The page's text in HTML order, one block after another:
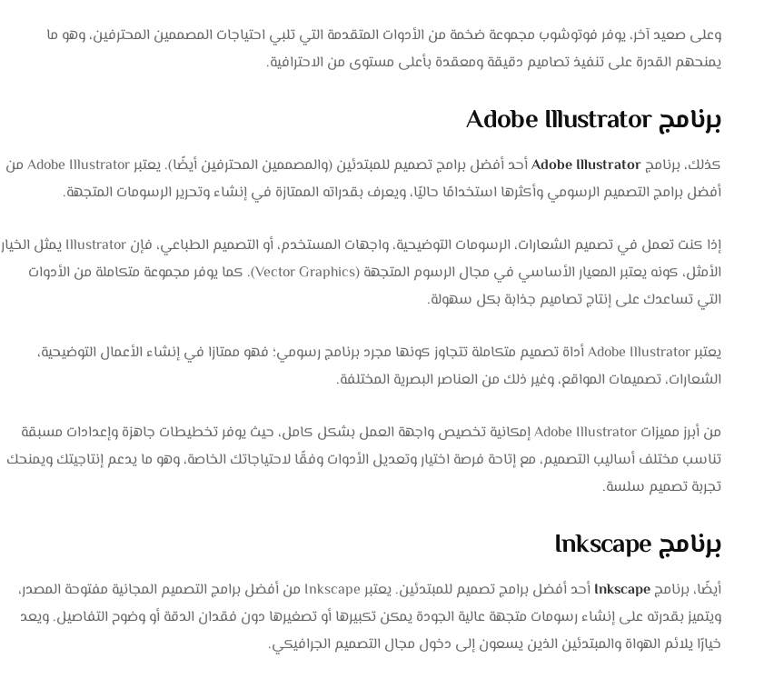
وعلى صعيد آخر، يوفر فوتوشوب مجموعة ضخمة من الأدوات المتقدمة التي تلبي احتياجات المصممين المحترفين، وهو ما
يمنحهم القدرة على تنفيذ تصاميم دقيقة ومعقدة بأعلى مستوى من الاحترافية.
برنامج Adobe Illustrator
كذلك، برنامجAdobe Illustrator
أحد أفضل برامج تصميم للمبتدئين (والمصممين المحترفين أيضًا). يعتبر Adobe Illustrator من
أفضل برامج التصميم الرسومي وأكثرها استخدامًا حاليًا، ويعرف بقدراته الممتازة في إنشاء وتحرير الرسومات المتجهة.
إذا كنت تعمل في تصميم الشعارات، الرسومات التوضيحية، واجهات المستخدم، أو التصميم الطباعي، فإن Illustrator يمثل الخيار
الأمثل، كونه يعتبر المعيار الأساسي في مجال الرسوم المتجهة (Vector Graphics). كما يوفر مجموعة متكاملة من الأدوات
التي تساعدك على إنتاج تصاميم جذابة بكل سهولة.
يعتبر Adobe Illustrator أداة تصميم متكاملة تتجاوز كونها مجرد برنامج رسومي؛ فهو ممتازا في إنشاء الأعمال التوضيحية،
الشعارات، تصميمات المواقع، وغير ذلك من العناصر البصرية المختلفة.
من أبرز مميزات Adobe Illustrator إمكانية تخصيص واجهة العمل بشكل كامل، حيث يوفر تخطيطات جاهزة وإعدادات مسبقة
تناسب مختلف أساليب التصميم، مع إتاحة فرصة اختيار وتعديل الأدوات وفقًا لاحتياجاتك الخاصة، وهو ما يدعم إنتاجيتك ويمنحك
تجربة تصميم سلسة.
برنامج Inkscape
أيضًا، برنامجInkscape
أحد أفضل برامج تصميم للمبتدئين. يعتبر Inkscape من أفضل برامج التصميم المجانية مفتوحة المصدر،
ويتميز بقدرته على إنشاء رسومات متجهة عالية الجودة يمكن تكبيرها أو تصغيرها دون فقدان الدقة أو وضوح التفاصيل. ويعد
خيارًا يلائم الهواة والمبتدئين الذين يسعون إلى دخول مجال التصميم الجرافيكي.